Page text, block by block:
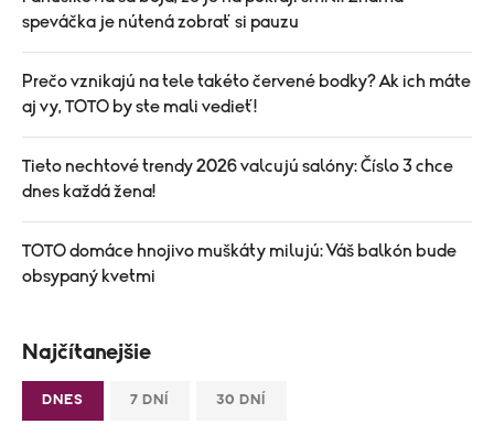
speváčka je nútená zobrať si pauzu
Prečo vznikajú na tele takéto červené bodky? Ak ich máte
aj vy, TOTO by ste mali vedieť!
Tieto nechtové trendy 2026 valcujú salóny: Číslo 3 chce
dnes každá žena!
TOTO domáce hnojivo muškáty milujú: Váš balkón bude
obsypaný kvetmi
Najčítanejšie
DNES 7 DNÍ 30 DNÍ